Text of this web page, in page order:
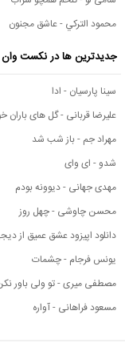
محمود التركي - عاشق مجنون
جدیدترین ها در نکست وان
سینا پارسیان - ادا
علیرضا قربانی - گل های باران
مهراد جم - باز شب شد
شدو - ای وای
مهدی جهانی - دیوونه بودم
محسن چاوشی - چهل روز
دانلود اپیزود عشق عمیق از
یونس فرجام - چشمات
مصطفی میری - تو ولی باور
مسعود فراهانی - آواره